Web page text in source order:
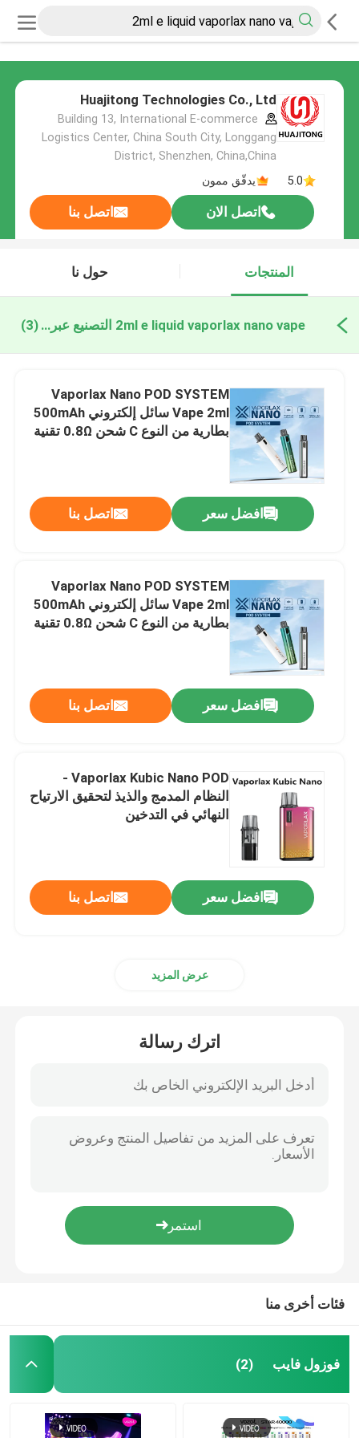
Huajitong Technologies Co., Ltd
Building 13, International E-commerce
Logistics Center, China South City, Longgang
District, Shenzhen, China,China
5.0
يدقّق ممون
اتصل الان اتصل بنا
المنتجات حول نا
2ml e liquid vaporlax nano vape التصنيع عبر الإنترنت (3)
Vaporlax Nano POD SYSTEM
Vape 2ml سائل إلكتروني 500mAh
بطارية من النوع C شحن 0.8Ω تقنية
افضل سعر اتصل بنا
Vaporlax Nano POD SYSTEM
Vape 2ml سائل إلكتروني 500mAh
بطارية من النوع C شحن 0.8Ω تقنية
افضل سعر اتصل بنا
Vaporlax Kubic Nano POD -
النظام المدمج والذيذ لتحقيق الارتياح
النهائي في التدخين
افضل سعر اتصل بنا
عرض المزيد
اترك رسالة
فئات أخرى منا
فوزول فايب (2)